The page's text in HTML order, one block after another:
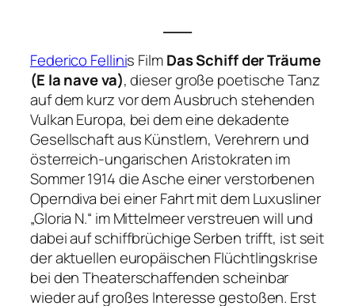
Federico Fellinis FilmDas Schiff der Träume
(E la nave va), dieser große poetische Tanz
auf dem kurz vor dem Ausbruch stehenden
Vulkan Europa, bei dem eine dekadente
Gesellschaft aus Künstlern, Verehrern und
österreich-ungarischen Aristokraten im
Sommer 1914 die Asche einer verstorbenen
Operndiva bei einer Fahrt mit dem Luxusliner
„Gloria N.“ im Mittelmeer verstreuen will und
dabei auf schiffbrüchige Serben trifft, ist seit
der aktuellen europäischen Flüchtlingskrise
bei den Theaterschaffenden scheinbar
wieder auf großes Interesse gestoßen. Erst